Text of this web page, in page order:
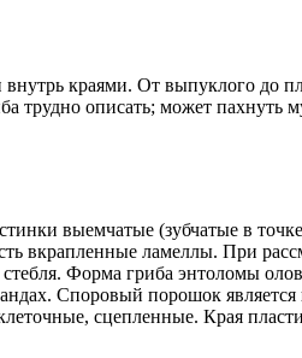
краями. От выпуклого до
описать; может пахнуть
выемчатые (зубчатые в
вкрапленные ламеллы. При
Форма гриба энтоломы
Споровый порошок
сцепленные. Края